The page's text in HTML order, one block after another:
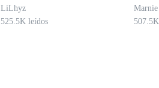
LiLhyz
525.5K leídos
Marnie